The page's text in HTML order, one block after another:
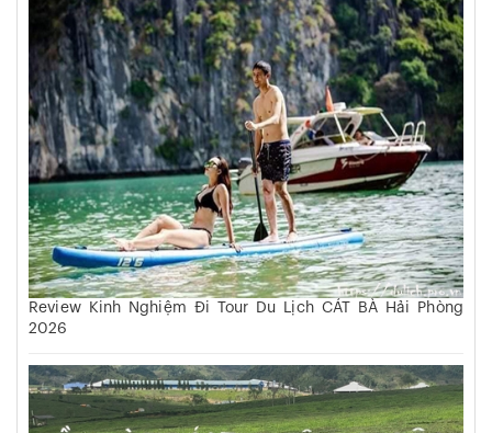
Review Kinh Nghiệm Đi Tour Du Lịch CÁT BÀ Hải Phòng
2026